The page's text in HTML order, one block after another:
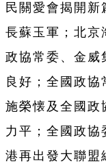
民關愛會揭開新
長蘇玉軍；北京
政協常委、金威
良好；全國政
施榮懐及全國政
力平；全國政協
港再出發大聯盟